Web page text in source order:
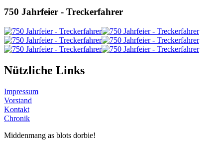
750 Jahrfeier - Treckerfahrer
Nützliche Links
Impressum
Vorstand
Kontakt
Chronik
Middenmang as blots dorbie!